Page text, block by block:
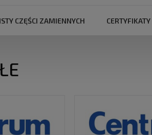
CZĘŚCI ZAMIENNYCH CERTYFIKATY